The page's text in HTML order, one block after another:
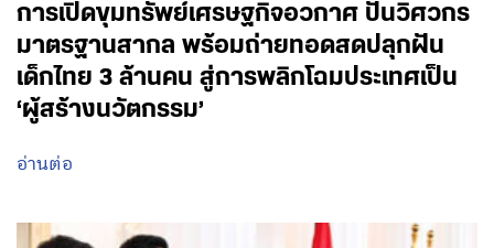
การเปิดขุมทรัพย์เศรษฐกิจอวกาศ ปั้นวิศวกร
มาตรฐานสากล พร้อมถ่ายทอดสดปลุกฝัน
เด็กไทย 3 ล้านคน สู่การพลิกโฉมประเทศเป็น
‘ผู้สร้างนวัตกรรม’
อ่านต่อ